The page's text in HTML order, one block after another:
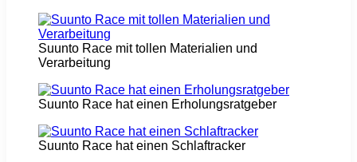
Suunto Race mit tollen Materialien und
Verarbeitung
Suunto Race hat einen Erholungsratgeber
Suunto Race hat einen Schlaftracker